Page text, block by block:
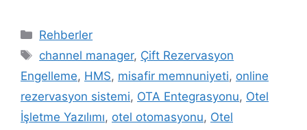
Kategoriler
Rehberler
Etiketler
channel manager, Çift Rezervasyon
Engelleme, HMS, misafir memnuniyeti, online
rezervasyon sistemi, OTA Entegrasyonu, Otel
İşletme Yazılımı, otel otomasyonu, Otel